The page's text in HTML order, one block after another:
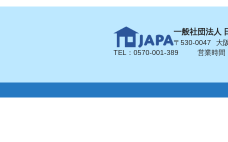
一般社団法人
〒530-0047
大
TEL：0570-001-389
営業時間（